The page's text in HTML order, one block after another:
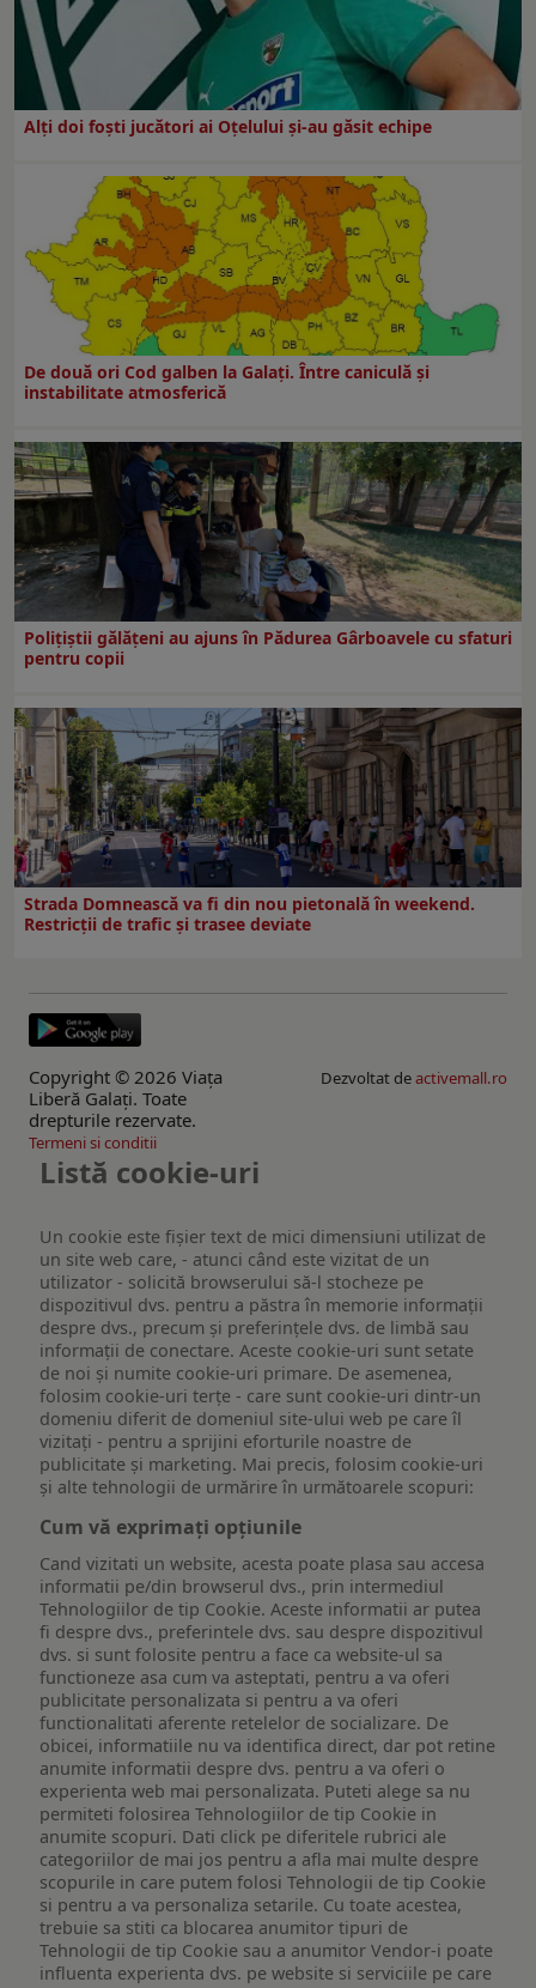
Alți doi foști jucători ai Oțelului și-au găsit echipe
De două ori Cod galben la Galaţi. Între caniculă şi
instabilitate atmosferică
Polițiștii gălățeni au ajuns în Pădurea Gârboavele cu sfaturi
pentru copii
Strada Domnească va fi din nou pietonală în weekend.
Restricţii de trafic şi trasee deviate
Copyright © 2026 Viaţa
Liberă Galaţi. Toate
drepturile rezervate.
Dezvoltat deactivemall.ro
Termeni si conditii
Listă cookie-uri
Un cookie este fişier text de mici dimensiuni utilizat de
un site web care, - atunci când este vizitat de un
utilizator - solicită browserului să-l stocheze pe
dispozitivul dvs. pentru a păstra în memorie informații
despre dvs., precum și preferințele dvs. de limbă sau
informații de conectare. Aceste cookie-uri sunt setate
de noi și numite cookie-uri primare. De asemenea,
folosim cookie-uri terțe - care sunt cookie-uri dintr-un
domeniu diferit de domeniul site-ului web pe care îl
vizitați - pentru a sprijini eforturile noastre de
publicitate și marketing. Mai precis, folosim cookie-uri
și alte tehnologii de urmărire în următoarele scopuri:
Cum vă exprimați opțiunile
Cand vizitati un website, acesta poate plasa sau accesa
informatii pe/din browserul dvs., prin intermediul
Tehnologiilor de tip Cookie. Aceste informatii ar putea
fi despre dvs., preferintele dvs. sau despre dispozitivul
dvs. si sunt folosite pentru a face ca website-ul sa
functioneze asa cum va asteptati, pentru a va oferi
publicitate personalizata si pentru a va oferi
functionalitati aferente retelelor de socializare. De
obicei, informatiile nu va identifica direct, dar pot retine
anumite informatii despre dvs. pentru a va oferi o
experienta web mai personalizata. Puteti alege sa nu
permiteti folosirea Tehnologiilor de tip Cookie in
anumite scopuri. Dati click pe diferitele rubrici ale
categoriilor de mai jos pentru a afla mai multe despre
scopurile in care putem folosi Tehnologii de tip Cookie
si pentru a va personaliza setarile. Cu toate acestea,
trebuie sa stiti ca blocarea anumitor tipuri de
Tehnologii de tip Cookie sau a anumitor Vendor-i poate
influenta experienta dvs. pe website si serviciile pe care